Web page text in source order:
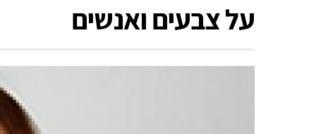
על צבעים ואנשים